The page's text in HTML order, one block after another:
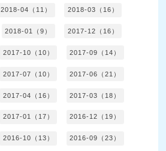
2018-04（11） 2018-03（16）
2018-01（9） 2017-12（16）
2017-10（10） 2017-09（14）
2017-07（10） 2017-06（21）
2017-04（16） 2017-03（18）
2017-01（17） 2016-12（19）
2016-10（13） 2016-09（23）